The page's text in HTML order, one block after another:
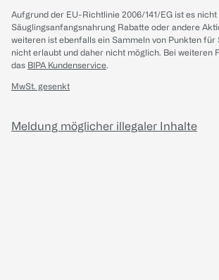
Aufgrund der EU-Richtlinie 2006/141/EG ist es
Säuglingsanfangsnahrung Rabatte oder andere
weiteren ist ebenfalls ein Sammeln von Punkten
nicht erlaubt und daher nicht möglich. Bei weiteren
das BIPA Kundenservice.
MwSt. gesenkt
Meldung möglicher illegaler Inhalte